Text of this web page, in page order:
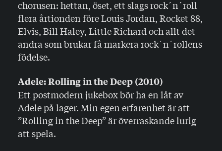
chorusen: hettan, öset, ett slags rock´n´roll
flera årtionden före Louis Jordan, Rocket 88,
Elvis, Bill Haley, Little Richard och allt det
andra som brukar få markera rock´n´rollens
födelse.
Adele: Rolling in the Deep (2010)
Ett postmodern jukebox bör ha en låt av
Adele på lager. Min egen erfarenhet är att
”Rolling in the Deep” är överraskande lurig
att spela.